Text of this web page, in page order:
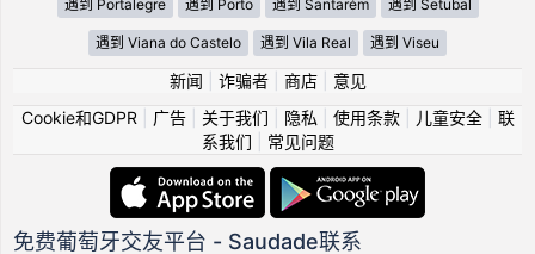
遇到 Portalegre 遇到 Porto 遇到 Santarém 遇到 Setubal
遇到 Viana do Castelo 遇到 Vila Real 遇到 Viseu
新闻 诈骗者| 商店| 意见
Cookie和GDPR
广告| 关于我们 隐私 使用条款| 儿童安全| 联
系我们
常见问题
免费葡萄牙交友平台 - Saudade联系